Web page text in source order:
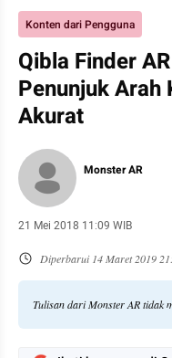
Konten dari Pengguna
Qibla Finder
Penunjuk Arah
Akurat
Monster AR
21 Mei 2018 11:09 WIB
Diperbarui 14 Maret 2019
Tulisan dari Monster AR tidak